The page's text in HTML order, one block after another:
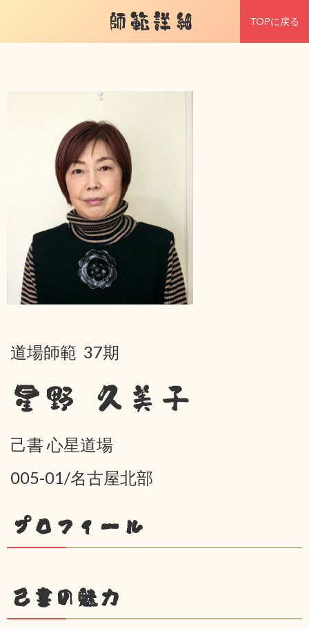
師範詳細 TOPに戻る
道場師範 37期
星野 久美子
己書 心星道場
005-01/名古屋北部
プロフィール
己書の魅力